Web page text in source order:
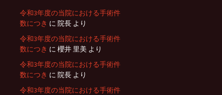
令和3年度の当院における手術件
数につき に 院長 より
令和3年度の当院における手術件
数につき に 櫻井 里美 より
令和3年度の当院における手術件
数につき に 院長 より
令和3年度の当院における手術件